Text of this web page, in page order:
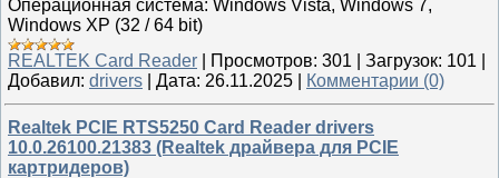
Операционная система: Windows Vista, Windows 7,
Windows XP (32 / 64 bit)
REALTEK Card Reader
Просмотров: 301 Загрузок: 101
Добавил: drivers Дата: 26.11.2025 Комментарии (0)
Realtek PCIE RTS5250 Card Reader drivers
10.0.26100.21383 (Realtek драйвера для PCIE
картридеров)